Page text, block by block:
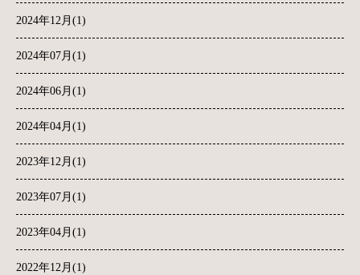
2024年12月(1)
2024年07月(1)
2024年06月(1)
2024年04月(1)
2023年12月(1)
2023年07月(1)
2023年04月(1)
2022年12月(1)